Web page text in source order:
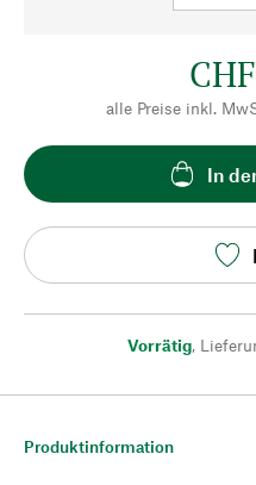
alle Preise inkl.
In
Vorrätig,
Produktinformation